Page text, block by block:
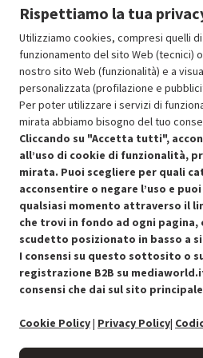
SCONTO
Approfitta dello sconto del 50%
Condizioni generali di vendita
Cookie Policy
Preferenze cookie
Rispettiamo la tua
Utilizziamo cookies, compresi quelli
funzionamento del sito Web (tecnici)
nostro sito Web (funzionalità) e a
personalizzata (profilazione e
Per poter utilizzare i servizi di
mirata abbiamo bisogno del tuo
Cliccando su "Accetta tutti",
all’uso di cookie di funzionalità,
mirata. Puoi scegliere per quali
acconsentire o negare l’uso e
qualsiasi momento attraverso il
che trovi in fondo ad ogni
scudetto posizionato in basso a
I consensi su questo sottosito o
registrazione B2B su
consensi che dai sul sito principale
Cookie Policy| Privacy Policy|